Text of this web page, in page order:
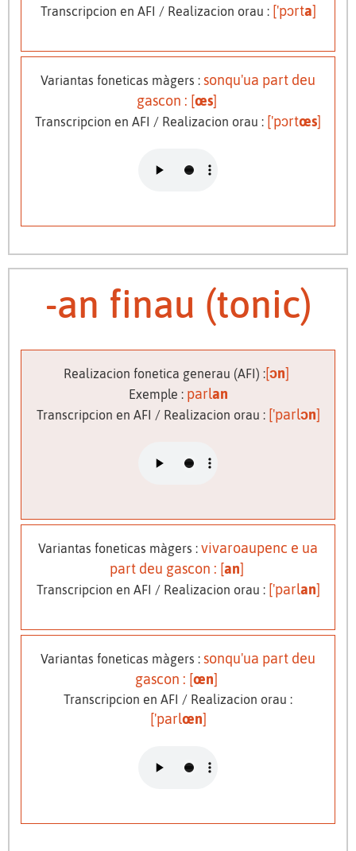
Transcripcion en AFI / Realizacion orau : ['pɔrta]
Variantas foneticas màgers : sonqu'ua part deu
gascon : [œs]
Transcripcion en AFI / Realizacion orau : ['pɔrtœs]
-an finau (tonic)
Realizacion fonetica generau (AFI) :[ɔn]
Exemple : parlan
Transcripcion en AFI / Realizacion orau : ['parlɔn]
Variantas foneticas màgers : vivaroaupenc e ua
part deu gascon : [an]
Transcripcion en AFI / Realizacion orau : ['parlan]
Variantas foneticas màgers : sonqu'ua part deu
gascon : [œn]
Transcripcion en AFI / Realizacion orau :
['parlœn]